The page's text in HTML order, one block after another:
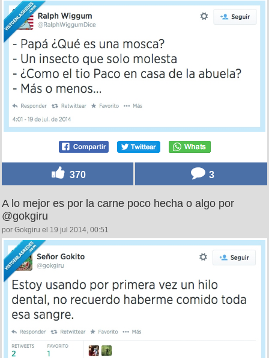
370 3
A lo mejor es por la carne poco hecha o algo por
@gokgiru
por Gokgiru el 19 jul 2014, 00:51